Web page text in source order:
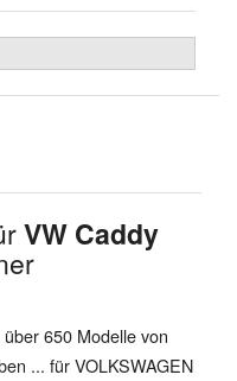
VW Caddy
650 Modelle von
... für VOLKSWAGEN